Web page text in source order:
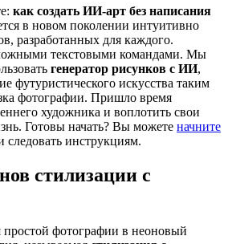
как создать ИИ-арт без написания
в новом поколении интуитивно
разработанных для каждого.
текстовыми командами. Мы
генератор рисунков с ИИ,
футуристического искусства таким
фотографии. Пришло время
художника и воплотить свои
Готовы начать? Вы можете начните
следовать инструкциям.
стилизации с
фотографии в неоновый